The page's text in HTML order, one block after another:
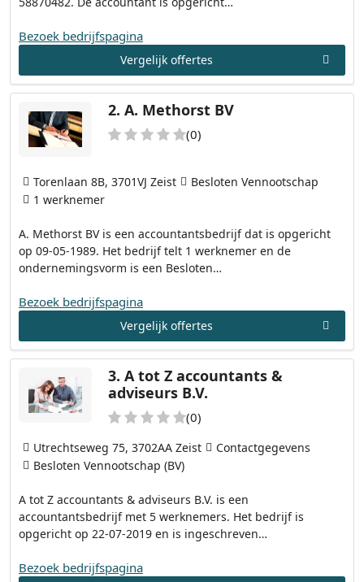
Bezoek bedrijfspagina
Vergelijk offertes
2. A. Methorst BV
(0)
A. Methorst BV is een accountantsbedrijf dat is opgericht
op 09-05-1989. Het bedrijf telt 1 werknemer en de
ondernemingsvorm is een Besloten…
Torenlaan 8B, 3701VJ Zeist
Besloten Vennootschap
1 werknemer
Bezoek bedrijfspagina
Vergelijk offertes
3. A tot Z accountants &
adviseurs B.V.
(0)
A tot Z accountants & adviseurs B.V. is een
accountantsbedrijf met 5 werknemers. Het bedrijf is
opgericht op 22-07-2019 en is ingeschreven…
Utrechtseweg 75, 3702AA Zeist
Contactgegevens
Besloten Vennootschap (BV)
Bezoek bedrijfspagina